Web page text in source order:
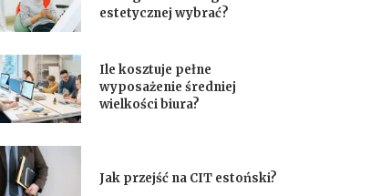
estetycznej wybrać?
Ile kosztuje pełne
wyposażenie średniej
wielkości biura?
Jak przejść na CIT estoński?